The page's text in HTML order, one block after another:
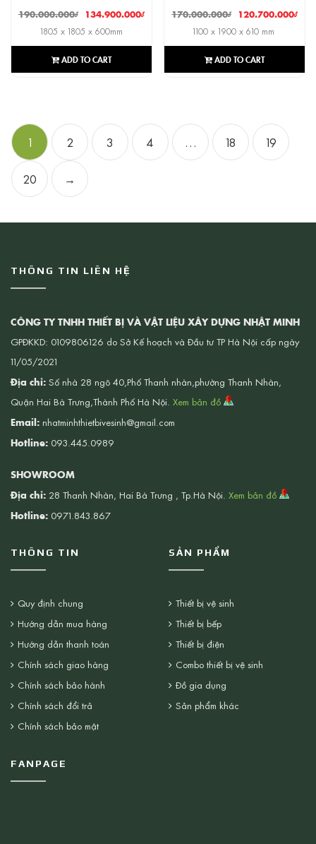
190.000.000₫ 134.900.000₫
1805 x 1805 x 600mm
ADD TO CART
ROSANNA
170.000.000₫ 120.700.000₫
1100 x 1900 x 610 mm
ADD TO CART
1 2 3 4 … 18 19
20 →
THÔNG TIN LIÊN HỆ
CÔNG TY TNHH THIẾT BỊ VÀ VẬT LIỆU XÂY DỰNG NHẬT MINH
GPĐKKD: 0109806126 do Sở Kế hoạch và Đầu tư TP Hà Nội cấp ngày
11/05/2021
Địa chỉ: Số nhà 28 ngõ 40,Phố Thanh nhàn,phường Thanh Nhàn,
Quận Hai Bà Trưng,Thành Phố Hà Nội. Xem bản đồ
Email: nhatminhthietbivesinh@gmail.com
Hotline: 093.445.0989
SHOWROOM
Địa chỉ: 28 Thanh Nhàn, Hai Bà Trưng , Tp.Hà Nội. Xem bản đồ
Hotline: 0971.843.867
THÔNG TIN
Quy định chung
Hướng dẫn mua hàng
Hướng dẫn thanh toán
Chính sách giao hàng
Chính sách bảo hành
Chính sách đổi trả
Chính sách bảo mật
SẢN PHẨM
Thiết bị vệ sinh
Thiết bị bếp
Thiết bị điện
Combo thiết bị vệ sinh
Đồ gia dụng
Sản phẩm khác
FANPAGE